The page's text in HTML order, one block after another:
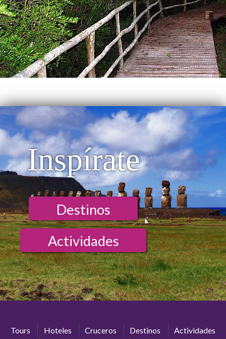
Inspírate
Destinos
Actividades
Tours Hoteles Cruceros Destinos
Actividades